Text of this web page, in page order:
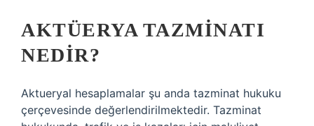
AKTÜERYA TAZMINATI
NEDIR?
Aktueryal hesaplamalar şu anda tazminat hukuku
çerçevesinde değerlendirilmektedir. Tazminat